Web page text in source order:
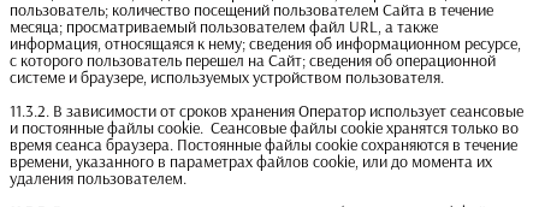
пользователь; количество посещений пользователем Сайта в течение
месяца; просматриваемый пользователем файл URL, а также
информация, относящаяся к нему; сведения об информационном ресурсе,
с которого пользователь перешел на Сайт; сведения об операционной
системе и браузере, используемых устройством пользователя.
11.3.2. В зависимости от сроков хранения Оператор использует сеансовые
и постоянные файлы cookie. Сеансовые файлы cookie хранятся только во
время сеанса браузера. Постоянные файлы cookie сохраняются в течение
времени, указанного в параметрах файлов cookie, или до момента их
удаления пользователем.